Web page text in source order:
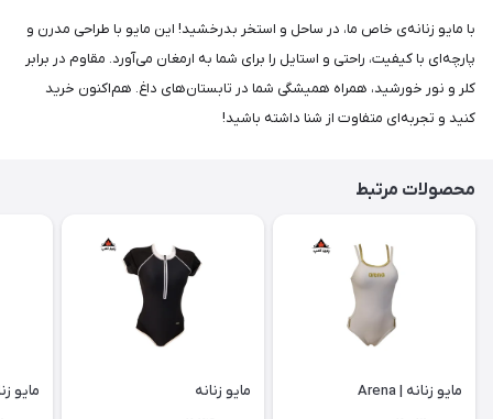
با مایو زنانه‌ی خاص ما، در ساحل و استخر بدرخشید! این مایو با طراحی مدرن و
پارچه‌ای با کیفیت، راحتی و استایل را برای شما به ارمغان می‌آورد. مقاوم در برابر
کلر و نور خورشید، همراه همیشگی شما در تابستان‌های داغ. هم‌اکنون خرید
کنید و تجربه‌ای متفاوت از شنا داشته باشید!
محصولات مرتبط
مایو زنانه | Arena مایو زنانه مایو